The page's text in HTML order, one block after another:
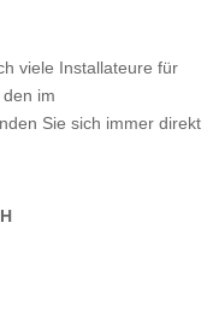
viele Installateure für
im
Sie sich immer direkt